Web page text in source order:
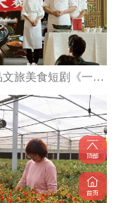
祝贺泉州荣膺“世界美食之都” 首部精品文旅美食短剧《一碗泉州之姜母鸭》6日上线